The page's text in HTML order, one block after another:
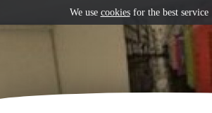
We use cookiesfor the best service